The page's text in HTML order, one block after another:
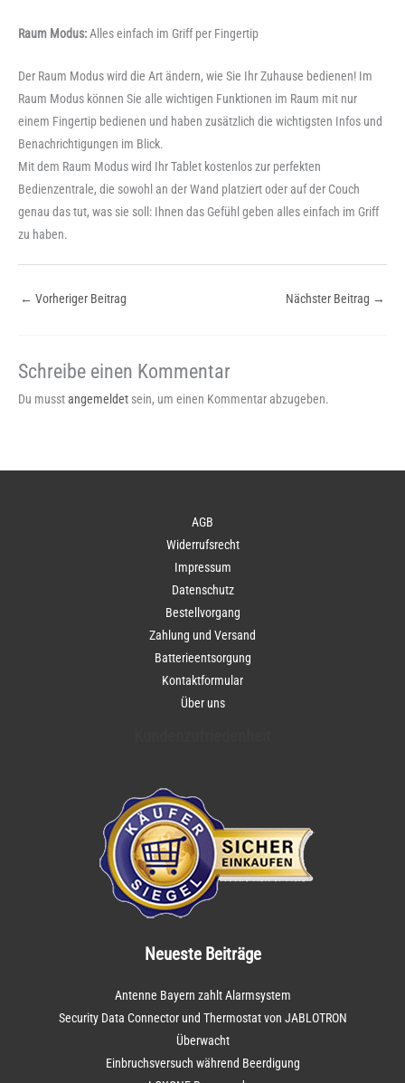
Raum Modus:Alles einfach im Griff per Fingertip
Der Raum Modus wird die Art ändern, wie Sie Ihr Zuhause bedienen! Im
Raum Modus können Sie alle wichtigen Funktionen im Raum mit nur
einem Fingertip bedienen und haben zusätzlich die wichtigsten Infos und
Benachrichtigungen im Blick.
Mit dem Raum Modus wird Ihr Tablet kostenlos zur perfekten
Bedienzentrale, die sowohl an der Wand platziert oder auf der Couch
genau das tut, was sie soll: Ihnen das Gefühl geben alles einfach im Griff
zu haben.
← Vorheriger Beitrag Nächster Beitrag →
Schreibe einen Kommentar
Du musstangemeldet sein, um einen Kommentar abzugeben.
AGB
Widerrufsrecht
Impressum
Datenschutz
Bestellvorgang
Zahlung und Versand
Batterieentsorgung
Kontaktformular
Über uns
Neueste Beiträge
Antenne Bayern zahlt Alarmsystem
Security Data Connector und Thermostat von JABLOTRON
Überwacht
Einbruchsversuch während Beerdigung